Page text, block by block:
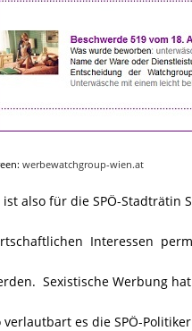
werbewatchgroup-wien.at
ist also für die SPÖ-Stadträtin
Interessen
Sexistische Werbung
verlautbart es die SPÖ-